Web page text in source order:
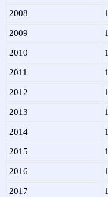
2008
2009
2010
2011
2012
2013
2014
2015
2016
2017